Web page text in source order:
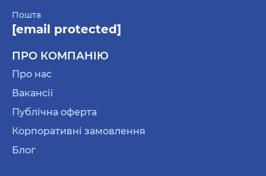
Пошта
[email protected]
ПРО КОМПАНІЮ
Про нас
Вакансії
Публічна оферта
Корпоративні замовлення
Блог